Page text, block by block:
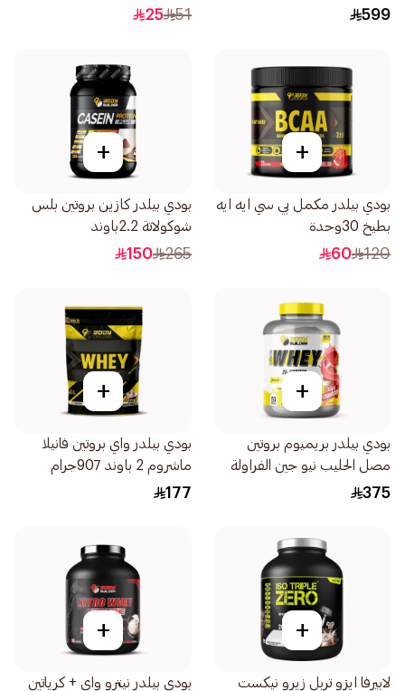
باوند
599
51
25
+
بودي بيلدر مكمل بي سي ايه ايه
بطيخ 30وحدة
120
60
+
بودي بيلدر كازين بروتين بلس
شوكولاتة 2.2باوند
265
150
+
بودي بيلدر بريميوم بروتين
مصل الحليب نيو جين الفراولة
المقرمشة 4باوند
375
+
بودي بيلدر واي بروتين فانيلا
ماشروم 2 باوند 907جرام
177
+
لابيرفا ايزو تربل زيرو نيكست
+
بودي بيلدر نيترو واي + كرياتين